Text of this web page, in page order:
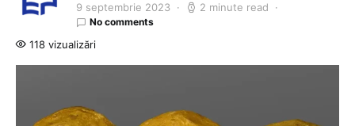
9 septembrie 2023 2 minute read
No comments
118 vizualizări